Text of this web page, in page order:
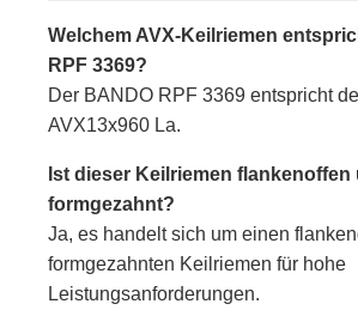
Welchem AVX-Keilriemen
RPF 3369?
Der BANDO RPF 3369 entspricht
AVX13x960 La.
Ist dieser Keilriemen flankenoffen
formgezahnt?
Ja, es handelt sich um einen
formgezahnten Keilriemen für hohe
Leistungsanforderungen.